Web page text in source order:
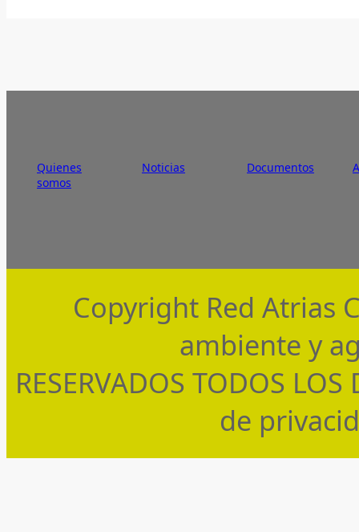
Quienes
somos
Noticias Documentos
Copyright Red Atrias
ambiente y
RESERVADOS TODOS
de